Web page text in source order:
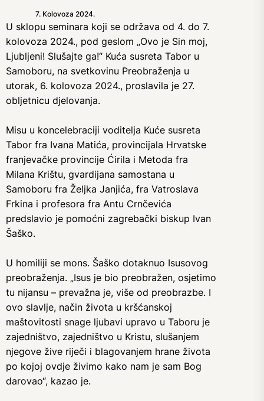
7. Kolovoza 2024.
U sklopu seminara koji se održava od 4. do 7.
kolovoza 2024., pod geslom „Ovo je Sin moj,
Ljubljeni! Slušajte ga!“ Kuća susreta Tabor u
Samoboru, na svetkovinu Preobraženja u
utorak, 6. kolovoza 2024., proslavila je 27.
obljetnicu djelovanja.
Misu u koncelebraciji voditelja Kuće susreta
Tabor fra Ivana Matića, provincijala Hrvatske
franjevačke provincije Ćirila i Metoda fra
Milana Krištu, gvardijana samostana u
Samoboru fra Željka Janjića, fra Vatroslava
Frkina i profesora fra Antu Crnčevića
predslavio je pomoćni zagrebački biskup Ivan
Šaško.
U homiliji se mons. Šaško dotaknuo Isusovog
preobraženja. „Isus je bio preobražen, osjetimo
tu nijansu – prevažna je, više od preobrazbe. I
ovo slavlje, način života u kršćanskoj
maštovitosti snage ljubavi upravo u Taboru je
zajedništvo, zajedništvo u Kristu, slušanjem
njegove žive riječi i blagovanjem hrane života
po kojoj ovdje živimo kako nam je sam Bog
darovao“, kazao je.